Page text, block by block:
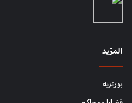
المزيد
بورتريه